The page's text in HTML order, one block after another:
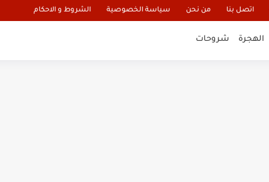
اتصل بنا من نحن سياسة الخصوصية الشروط و الاحكام
الهجرة شروحات